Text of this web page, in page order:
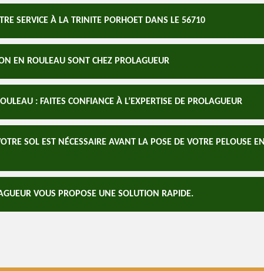
SERVICE À LA TRINITE PORHOET DANS LE 56710
EN ROULEAU SONT CHEZ PROLAGUEUR
: FAITES CONFIANCE À L’EXPERTISE DE PROLAGUEUR
SOL EST NÉCESSAIRE AVANT LA POSE DE VOTRE PELOUSE EN
VOUS PROPOSE UNE SOLUTION RAPIDE.